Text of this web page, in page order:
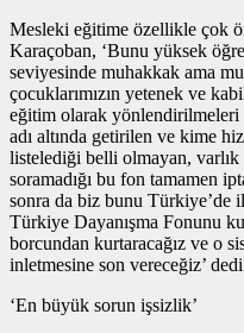
Mesleki eğitime özellikle çok
Karaçoban, ‘Bunu yüksek
seviyesinde muhakkak ama
çocuklarımızın yetenek ve
eğitim olarak yönlendirilmeleri
adı altında getirilen ve kime
listelediği belli olmayan,
soramadığı bu fon tamamen
sonra da biz bunu Türkiye’de
Türkiye Dayanışma Fonunu
borcundan kurtaracağız ve o
inletmesine son vereceğiz’
‘En büyük sorun işsizlik’